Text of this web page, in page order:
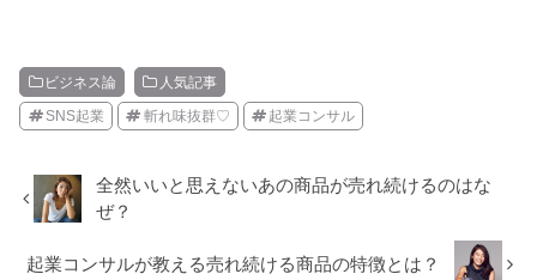
ビジネス論 人気記事
SNS起業 斬れ味抜群♡ 起業コンサル
全然いいと思えないあの商品が売れ続けるのはな
ぜ？
起業コンサルが教える売れ続ける商品の特徴とは？